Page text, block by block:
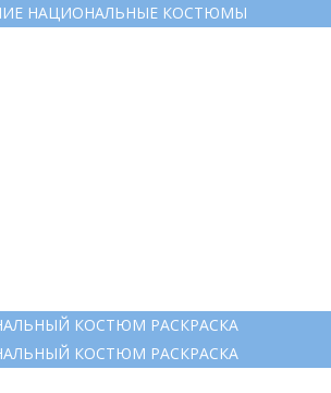
НАЦИОНАЛЬНЫЕ КОСТЮМЫ
КОСТЮМ РАСКРАСКА
КОСТЮМ РАСКРАСКА